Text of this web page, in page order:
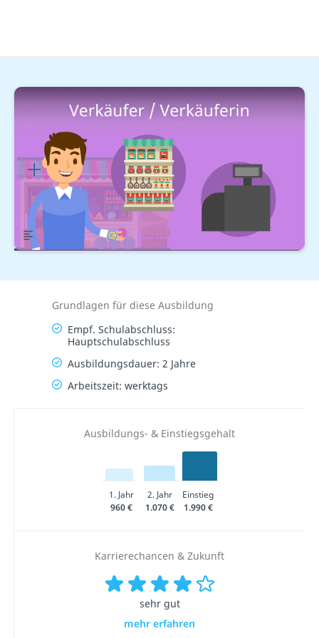
Kaufmännische Berufe Einzelhandel
Verkäufer / Verkäuferin
Ausbildung
Lernplan
Übersicht Gehalt
Grundlagen für diese Ausbildung
Empf. Schulabschluss:
Hauptschulabschluss
Ausbildungsdauer: 2 Jahre
Arbeitszeit: werktags
Ausbildungs- & Einstiegsgehalt
1. Jahr 2. Jahr
Einstieg
960 €
1.070 € 1.990 €
Karrierechancen & Zukunft
sehr gut
mehr erfahren